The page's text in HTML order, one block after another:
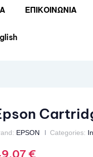
ΕΠΙΚΟΙΝΩΝΙΑ
EPSON Categories:
€